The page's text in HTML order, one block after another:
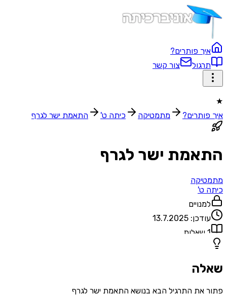
איך פותרים?
תרגול
צור קשר
★
איך פותרים?
מתמטיקה כיתה ט' התאמת ישר לגרף
התאמת ישר לגרף
מתמטיקה
כיתה ט'
למנויים
עודכן: 13.7.2025
1 שאלות
שאלה
פתור את התרגיל הבא בנושא התאמת ישר לגרף